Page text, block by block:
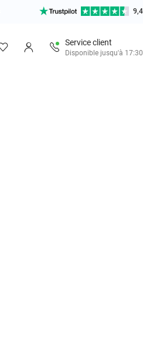
9,4
Service client
Disponible jusqu'à 17:30